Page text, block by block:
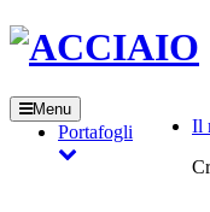
Menu
Il
Portafogli